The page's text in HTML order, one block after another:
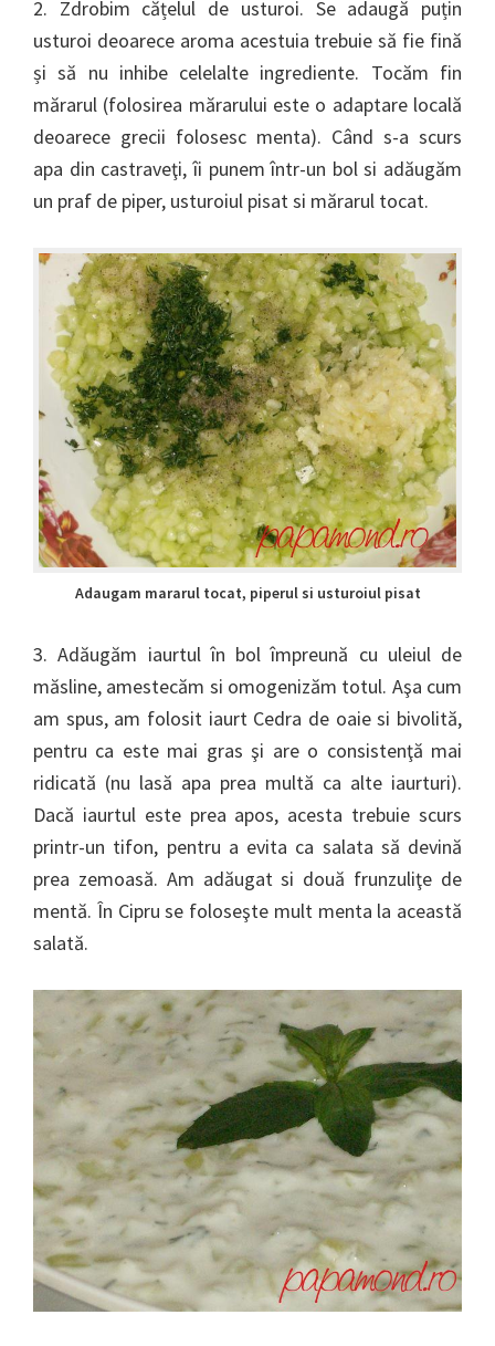
2. Zdrobim cățelul de usturoi. Se adaugă puțin
usturoi deoarece aroma acestuia trebuie să fie fină
și să nu inhibe celelalte ingrediente. Tocăm fin
mărarul (folosirea mărarului este o adaptare locală
deoarece grecii folosesc menta). Când s-a scurs
apa din castraveţi, îi punem într-un bol si adăugăm
un praf de piper, usturoiul pisat si mărarul tocat.
Adaugam mararul tocat, piperul si usturoiul pisat
3. Adăugăm iaurtul în bol împreună cu uleiul de
măsline, amestecăm si omogenizăm totul. Aşa cum
am spus, am folosit iaurt Cedra de oaie si bivolită,
pentru ca este mai gras şi are o consistenţă mai
ridicată (nu lasă apa prea multă ca alte iaurturi).
Dacă iaurtul este prea apos, acesta trebuie scurs
printr-un tifon, pentru a evita ca salata să devină
prea zemoasă. Am adăugat si două frunzuliţe de
mentă. În Cipru se foloseşte mult menta la această
salată.